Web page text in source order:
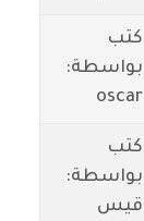
كتب
بواسطة:
oscar
كتب
بواسطة:
قيس